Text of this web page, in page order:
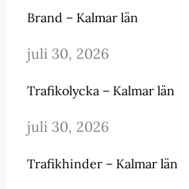
Brand – Kalmar län
juli 30, 2026
Trafikolycka – Kalmar län
juli 30, 2026
Trafikhinder – Kalmar län